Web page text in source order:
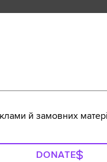
й замовних
DONATE